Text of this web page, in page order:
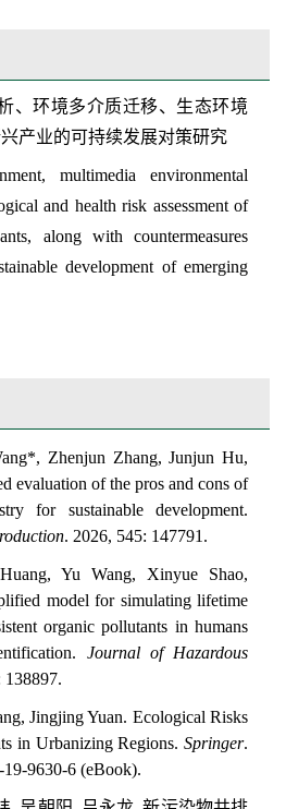
、环境多介质迁移、生态环境
产业的可持续发展对策研究
multimedia environmental
and health risk assessment of
along with countermeasures
development of emerging
*, Zhenjun Zhang, Junjun Hu,
evaluation of the pros and cons of
for sustainable development.
. 2026, 545: 147791.
Yu Wang, Xinyue Shao,
model for simulating lifetime
organic pollutants in humans
. Journal of Hazardous
138897.
Jingjing Yuan. Ecological Risks
in Urbanizing Regions.Springer.
9630-6 (eBook).